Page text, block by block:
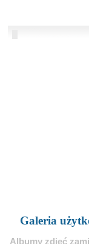
Galeria
Albumy zdjęć